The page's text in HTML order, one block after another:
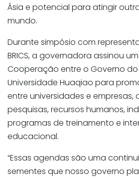
Ásia e potencial para atingir
mundo.
Durante simpósio com
BRICS, a governadora assinou
Cooperação entre o Governo do
Universidade Huaqiao para
entre universidades e
pesquisas, recursos humanos,
programas de treinamento e
educacional.
“Essas agendas são uma
sementes que nosso governo